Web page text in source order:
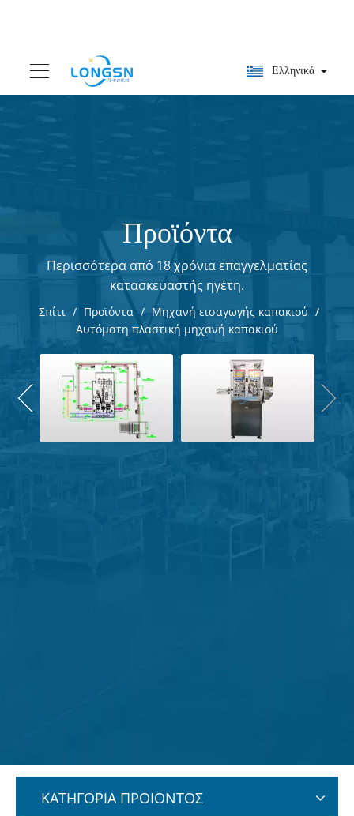
Ελληνικά
Προϊόντα
Περισσότερα από 18 χρόνια επαγγελματίας
κατασκευαστής ηγέτη.
Σπίτι / Προϊόντα / Μηχανή εισαγωγής καπακιού /
Αυτόματη πλαστική μηχανή καπακιού
ΚΑΤΗΓΟΡΙΑ ΠΡΟΙΟΝΤΟΣ